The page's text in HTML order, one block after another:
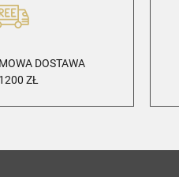
DOSTAWA
ZŁ